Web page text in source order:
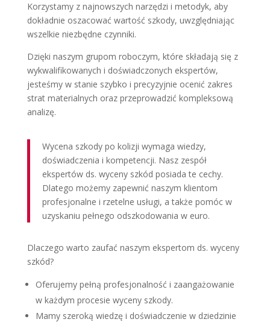
Korzystamy z najnowszych narzędzi i metodyk, aby
dokładnie oszacować wartość szkody, uwzględniając
wszelkie niezbędne czynniki.
Dzięki naszym grupom roboczym, które składają się z
wykwalifikowanych i doświadczonych ekspertów,
jesteśmy w stanie szybko i precyzyjnie ocenić zakres
strat materialnych oraz przeprowadzić kompleksową
analizę.
Wycena szkody po kolizji wymaga wiedzy,
doświadczenia i kompetencji. Nasz zespół
ekspertów ds. wyceny szkód posiada te cechy.
Dlatego możemy zapewnić naszym klientom
profesjonalne i rzetelne usługi, a także pomóc w
uzyskaniu pełnego odszkodowania w euro.
Dlaczego warto zaufać naszym ekspertom ds. wyceny
szkód?
Oferujemy pełną profesjonalność i zaangażowanie
w każdym procesie wyceny szkody.
Mamy szeroką wiedzę i doświadczenie w dziedzinie